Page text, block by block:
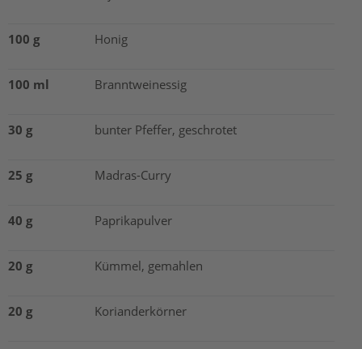
100 g Honig
100 ml Branntweinessig
30 g bunter Pfeffer, geschrotet
25 g Madras-Curry
40 g Paprikapulver
20 g Kümmel, gemahlen
20 g Korianderkörner